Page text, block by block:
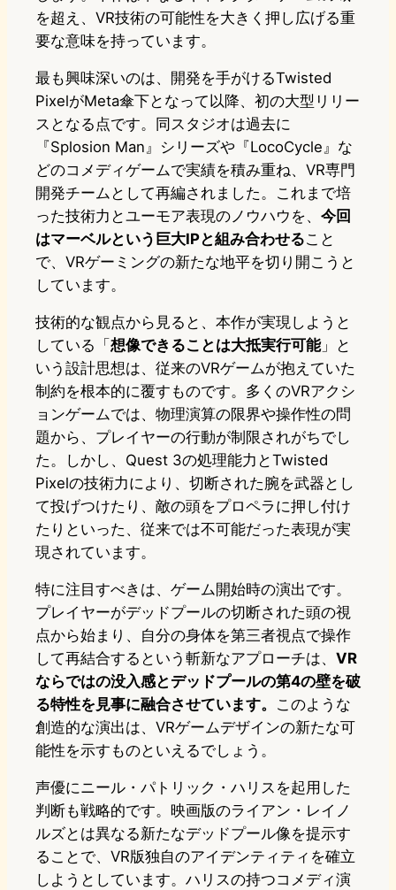
を超え、VR技術の可能性を大きく押し広げる重
要な意味を持っています。
最も興味深いのは、開発を手がけるTwisted
PixelがMeta傘下となって以降、初の大型リリー
スとなる点です。同スタジオは過去に
『Splosion Man』シリーズや『LocoCycle』な
どのコメディゲームで実績を積み重ね、VR専門
開発チームとして再編されました。これまで培
った技術力とユーモア表現のノウハウを、 今回
はマーベルという巨大IPと組み合わせること
で、VRゲーミングの新たな地平を切り開こうと
しています。
技術的な観点から見ると、本作が実現しようと
している「 想像できることは大抵実行可能」と
いう設計思想は、従来のVRゲームが抱えていた
制約を根本的に覆すものです。多くのVRアクシ
ョンゲームでは、物理演算の限界や操作性の問
題から、プレイヤーの行動が制限されがちでし
た。しかし、Quest 3の処理能力とTwisted
Pixelの技術力により、切断された腕を武器とし
て投げつけたり、敵の頭をプロペラに押し付け
たりといった、従来では不可能だった表現が実
現されています。
特に注目すべきは、ゲーム開始時の演出です。
プレイヤーがデッドプールの切断された頭の視
点から始まり、自分の身体を第三者視点で操作
して再結合するという斬新なアプローチは、 VR
ならではの没入感とデッドプールの第4の壁を破
る特性を見事に融合させています。 このような
創造的な演出は、VRゲームデザインの新たな可
能性を示すものといえるでしょう。
声優にニール・パトリック・ハリスを起用した
判断も戦略的です。映画版のライアン・レイノ
ルズとは異なる新たなデッドプール像を提示す
ることで、VR版独自のアイデンティティを確立
しようとしています。ハリスの持つコメディ演